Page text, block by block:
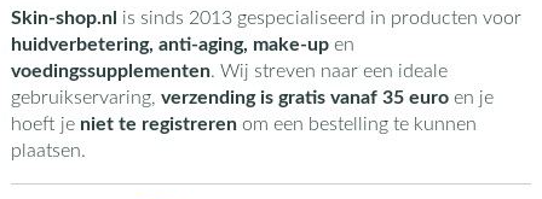
Skin-shop.nl is sinds 2013 gespecialiseerd in producten voor
huidverbetering, anti-aging, make-upen
voedingssupplementen. Wij streven naar een ideale
gebruikservaring, verzending is gratis vanaf 35 euroen je
hoeft je niet te registrerenom een bestelling te kunnen
plaatsen.